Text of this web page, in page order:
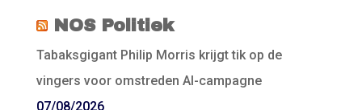
NOS Politiek
Tabaksgigant Philip Morris krijgt tik op de
vingers voor omstreden AI-campagne
07/08/2026